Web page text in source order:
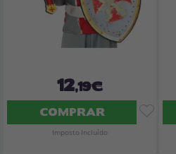
12,19€
COMPRAR
Imposto Incluído